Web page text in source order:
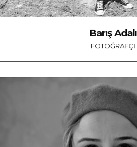
Barış Adalı
FOTOĞRAFÇI